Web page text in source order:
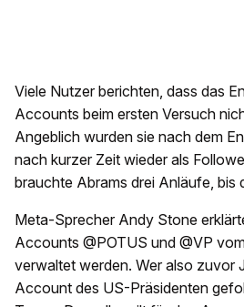
Viele Nutzer berichten, dass das
Accounts beim ersten Versuch
Angeblich wurden sie nach dem
nach kurzer Zeit wieder als
brauchte Abrams drei Anläufe, bis
Meta-Sprecher Andy Stone
Accounts @POTUS und @VP
verwaltet werden. Wer also zuvor
Account des US-Präsidenten